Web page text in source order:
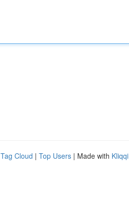
Tag Cloud | Top Users | Made with